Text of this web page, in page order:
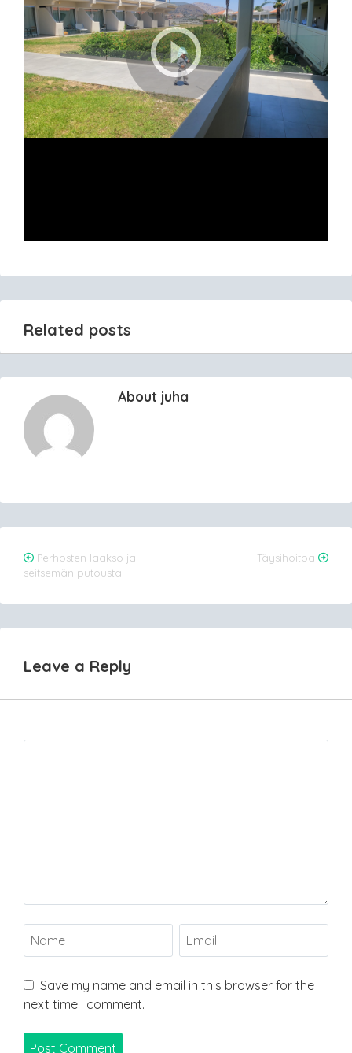
Related posts
About juha
Post
navigation
Perhosten laakso ja
seitsemän putousta
Täysihoitoa
Leave a Reply
Save my name and email in this browser for the
next time I comment.